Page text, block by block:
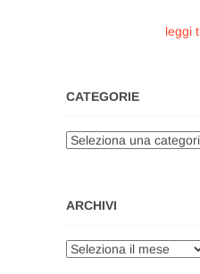
leggi
CATEGORIE
Categorie
ARCHIVI
Archivi